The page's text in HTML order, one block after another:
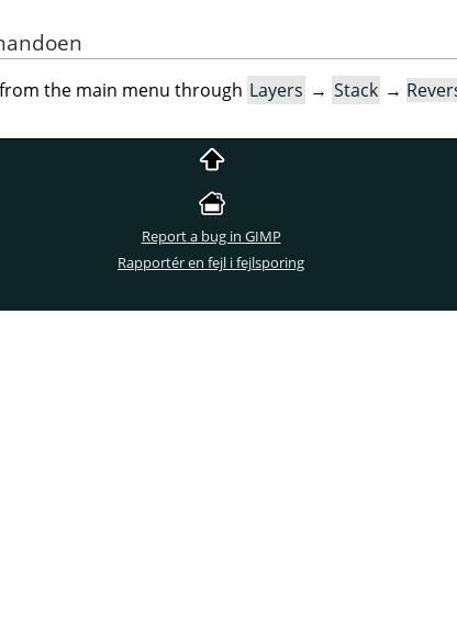
the main menu through Layers → Stack →
Report a bug in GIMP
Rapportér en fejl i fejlsporing